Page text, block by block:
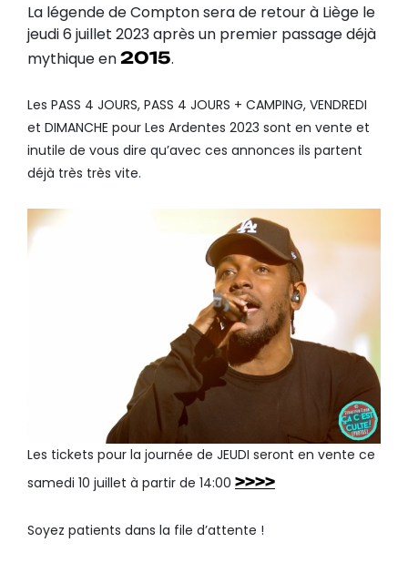
La légende de Compton sera de retour à Liège le
jeudi 6 juillet 2023 après un premier passage déjà
mythique en2015.
Les PASS 4 JOURS, PASS 4 JOURS + CAMPING, VENDREDI
et DIMANCHE pour Les Ardentes 2023 sont en vente et
inutile de vous dire qu’avec ces annonces ils partent
déjà très très vite.
Les tickets pour la journée de JEUDI seront en vente ce
samedi 10 juillet à partir de 14:00 >>>>
Soyez patients dans la file d’attente !